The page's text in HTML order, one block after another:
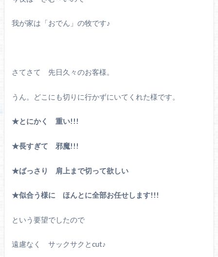
我が家は「おでん」の牧です♪
さてさて 先日久々のお客様。
うん。どこにも切りに行かずにいてくれた様です。
★とにかく 重い!!!
★長すぎて 邪魔!!!
★ばっさり 肩上まで切って欲しい
★似合う様に ほんとに全部お任せします!!!
という要望でしたので
遠慮なく サックサクとcut♪